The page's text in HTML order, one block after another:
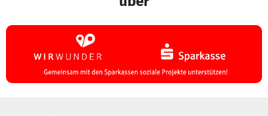
Folgen Sie uns für mehr Einblicke in unsere Arbeit:
Instagram: @spesvivatrauerland
Internet: www.trauerland-os.de